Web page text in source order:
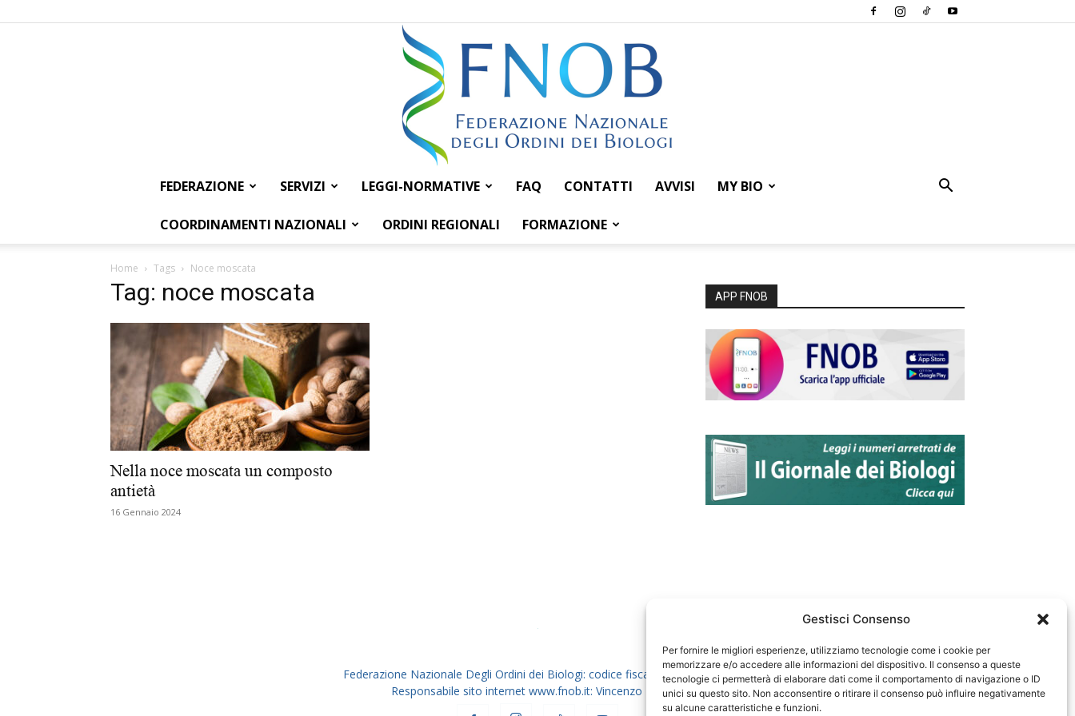
Gestisci Consenso
Per fornire le migliori esperienze, utilizziamo tecnologie come i cookie per
memorizzare e/o accedere alle informazioni del dispositivo. Il consenso a queste
tecnologie ci permetterà di elaborare dati come il comportamento di navigazione o ID
unici su questo sito. Non acconsentire o ritirare il consenso può influire negativamente
su alcune caratteristiche e funzioni.
Federazione
dei
FEDERAZIONE SERVIZI LEGGI-NORMATIVE FAQ CONTATTI AVVISI MY BIO
COORDINAMENTI NAZIONALI ORDINI REGIONALI FORMAZIONE
Home Tags Noce moscata
Tag: noce moscata
Nella noce moscata un composto
antietà
16 Gennaio 2024
APP FNOB
Federazione Nazionale Degli Ordini dei Biologi: codice fiscale 80069130583
Responsabile sito internet www.fnob.it: Vincenzo D'Anna